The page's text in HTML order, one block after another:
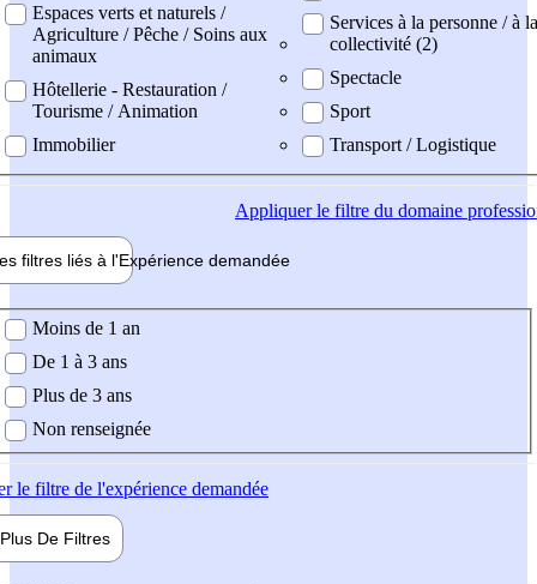
Espaces verts et naturels /
Agriculture / Pêche / Soins aux
animaux
Hôtellerie - Restauration /
Tourisme / Animation
Immobilier
Services à la personne / à la
collectivité (2)
Spectacle
Sport
Transport / Logistique
Appliquerle filtre du domaine
filtres liés à l'Expérience demandée
demandée
Moins de 1 an
De 1 à 3 ans
Plus de 3 ans
Non renseignée
le filtre de l'expérience demandée
Plus De Filtres